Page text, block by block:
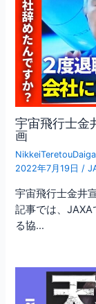
宇宙飛行士金
画
2022年7月19日 /
宇宙飛行士金井
記事では、
る協…